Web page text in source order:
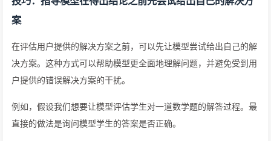
案
在评估用户提供的解决方案之前，可以先让模型尝试给出自己的解
决方案。这种方式可以帮助模型更全面地理解问题，并避免受到用
户提供的错误解决方案的干扰。
例如，假设我们想要让模型评估学生对一道数学题的解答过程。最
直接的做法是询问模型学生的答案是否正确。